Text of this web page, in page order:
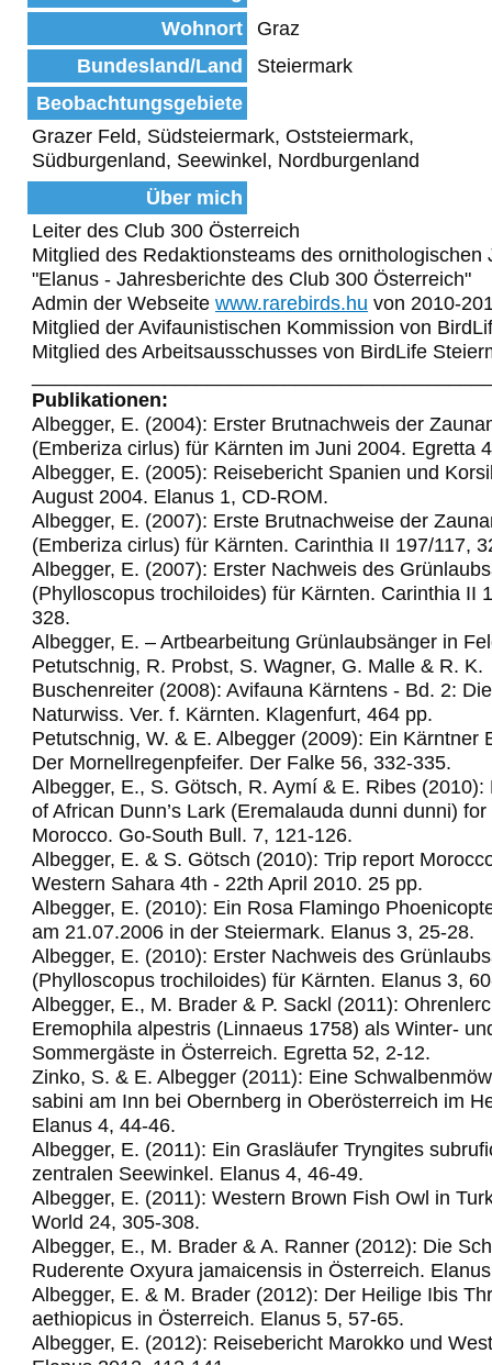
Wohnort
Graz
Bundesland/Land
Steiermark
Beobachtungsgebiete
Grazer Feld, Südsteiermark, Oststeiermark,
Südburgenland, Seewinkel, Nordburgenland
Über mich
Leiter des Club 300 Österreich
Mitglied des Redaktionsteams des ornithologischen
"Elanus - Jahresberichte des Club 300 Österreich"
Admin der Webseite www.rarebirds.hu von 2010-
Mitglied der Avifaunistischen Kommission von
Mitglied des Arbeitsausschusses von BirdLife
Publikationen:
Albegger, E. (2004): Erster Brutnachweis der
(Emberiza cirlus) für Kärnten im Juni 2004. Egretta
Albegger, E. (2005): Reisebericht Spanien und
August 2004. Elanus 1, CD-ROM.
Albegger, E. (2007): Erste Brutnachweise der
(Emberiza cirlus) für Kärnten. Carinthia II 197/117,
Albegger, E. (2007): Erster Nachweis des
(Phylloscopus trochiloides) für Kärnten. Carinthia II
328.
Albegger, E. – Artbearbeitung Grünlaubsänger in
Petutschnig, R. Probst, S. Wagner, G. Malle & R. K.
Buschenreiter (2008): Avifauna Kärntens - Bd. 2:
Naturwiss. Ver. f. Kärnten. Klagenfurt, 464 pp.
Petutschnig, W. & E. Albegger (2009): Ein Kärntner
Der Mornellregenpfeifer. Der Falke 56, 332-335.
Albegger, E., S. Götsch, R. Aymí & E. Ribes (2010):
of African Dunn’s Lark (Eremalauda dunni dunni) for
Morocco. Go-South Bull. 7, 121-126.
Albegger, E. & S. Götsch (2010): Trip report
Western Sahara 4th - 22th April 2010. 25 pp.
Albegger, E. (2010): Ein Rosa Flamingo
am 21.07.2006 in der Steiermark. Elanus 3, 25-28.
Albegger, E. (2010): Erster Nachweis des
(Phylloscopus trochiloides) für Kärnten. Elanus 3,
Albegger, E., M. Brader & P. Sackl (2011):
Eremophila alpestris (Linnaeus 1758) als Winter-
Sommergäste in Österreich. Egretta 52, 2-12.
Zinko, S. & E. Albegger (2011): Eine
sabini am Inn bei Obernberg in Oberösterreich im
Elanus 4, 44-46.
Albegger, E. (2011): Ein Grasläufer Tryngites
zentralen Seewinkel. Elanus 4, 46-49.
Albegger, E. (2011): Western Brown Fish Owl in
World 24, 305-308.
Albegger, E., M. Brader & A. Ranner (2012): Die
Ruderente Oxyura jamaicensis in Österreich.
Albegger, E. & M. Brader (2012): Der Heilige Ibis
aethiopicus in Österreich. Elanus 5, 57-65.
Albegger, E. (2012): Reisebericht Marokko und